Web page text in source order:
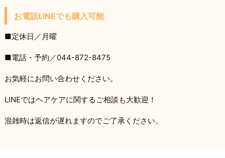
優しい】【泡パックすると地肌のアンチエイジング作
お電話LINEでも購入可能
■定休日／月曜
■電話・予約／044-872-8475
お気軽にお問い合わせください。
LINEではヘアケアに関するご相談も大歓迎！
混雑時は返信が遅れますのでご了承ください。